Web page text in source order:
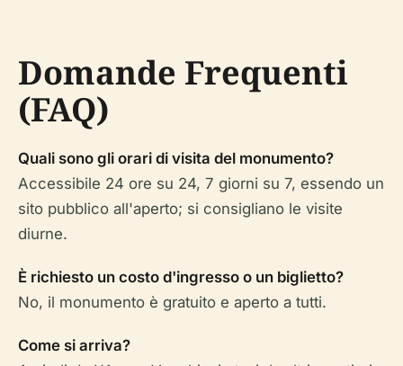
Domande Frequenti
(FAQ)
Quali sono gli orari di visita del monumento?
Accessibile 24 ore su 24, 7 giorni su 7, essendo un
sito pubblico all'aperto; si consigliano le visite
diurne.
È richiesto un costo d'ingresso o un biglietto?
No, il monumento è gratuito e aperto a tutti.
Come si arriva?